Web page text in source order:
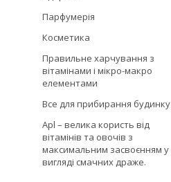
Парфумерія
Косметика
Правильне харчування з
вітамінами і мікро-макро
елементами
Все для прибирання будинку
Apl – велика користь від
вітамінів та овочів з
максимальним засвоєнням у
вигляді смачних драже.